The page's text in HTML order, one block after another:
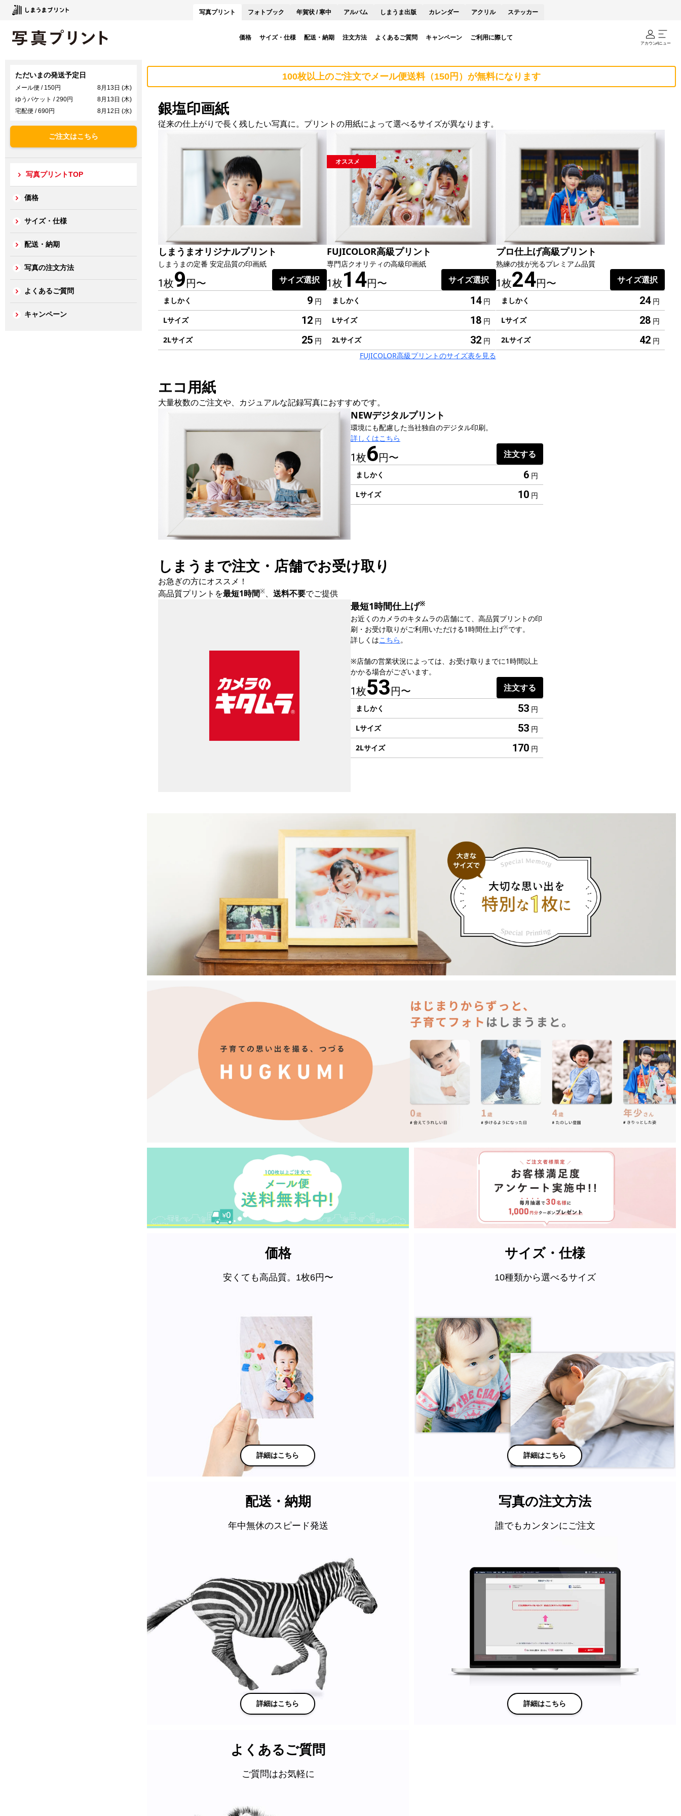
写真プリント フォトブック 年賀状 / 寒中 アルバム しまうま出版 カレンダー アクリル ステッカー
価格 サイズ・仕様 配送・納期 注文方法 よくあるご質問 キャンペーン ご利用に際して
アカウントメニュー
ただいまの発送予定日
メール便 / 150円
8月13日 (木)
ゆうパケット / 290円
8月13日 (木)
宅配便 / 690円
8月12日 (水)
ご注文はこちら
写真プリントTOP
価格
サイズ・仕様
配送・納期
写真の注文方法
よくあるご質問
キャンペーン
100枚以上のご注文でメール便送料（150円）が無料になります
銀塩印画紙
従来の仕上がりで長く残したい写真に。プリントの用紙によって選べるサイズが異なります。
しまうまオリジナルプリント
しまうまの定番 安定品質の印画紙
1枚9円〜 サイズ選択
ましかく 9 円
Lサイズ
12 円
2Lサイズ
25 円
オススメ
FUJICOLOR高級プリント
専門店クオリティの高級印画紙
1枚14円〜 サイズ選択
ましかく 14 円
Lサイズ
18 円
2Lサイズ
32 円
FUJICOLOR高級プリントのサイズ表を見る
プロ仕上げ高級プリント
熟練の技が光るプレミアム品質
1枚24円〜 サイズ選択
ましかく 24 円
Lサイズ
28 円
2Lサイズ
42 円
エコ用紙
大量枚数のご注文や、カジュアルな記録写真におすすめです。
NEWデジタルプリント
環境にも配慮した当社独自のデジタル印刷。
詳しくはこちら
1枚6円〜 注文する
ましかく 6 円
Lサイズ
10 円
しまうまで注文・店舗でお受け取り
お急ぎの方にオススメ！
高品質プリントを最短1時間※、 送料不要でご提供
最短1時間仕上げ※
お近くのカメラのキタムラの店舗にて、高品質プリントの印
刷・お受け取りがご利用いただける1時間仕上げ※です。
詳しくはこちら。
※店舗の営業状況によっては、お受け取りまでに1時間以上
かかる場合がございます。
1枚53円〜 注文する
ましかく 53 円
Lサイズ
53 円
2Lサイズ
170 円
価格
安くても高品質。1枚6円〜
詳細はこちら
サイズ・仕様
10種類から選べるサイズ
詳細はこちら
配送・納期
年中無休のスピード発送
詳細はこちら
写真の注文方法
誰でもカンタンにご注文
詳細はこちら
よくあるご質問
ご質問はお気軽に